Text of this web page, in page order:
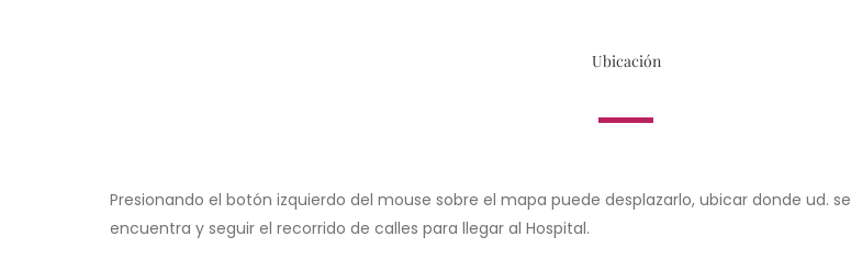
Ubicación
Presionando el botón izquierdo del mouse sobre el mapa puede desplazarlo, ubicar donde ud. se
encuentra y seguir el recorrido de calles para llegar al Hospital.